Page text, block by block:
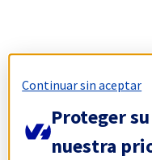
Continuar sin aceptar
Proteger
nuestra